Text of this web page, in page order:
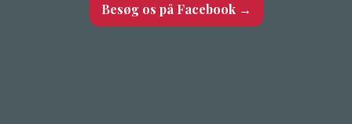
Besøg os på Facebook →